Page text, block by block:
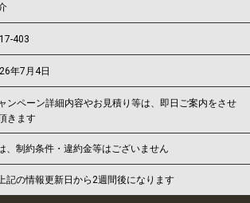
403
年7月4日
ンペーン詳細内容やお見積り等は、即日ご案内をさせ
きます
制約条件・違約金等はございません
記の情報更新日から2週間後になります